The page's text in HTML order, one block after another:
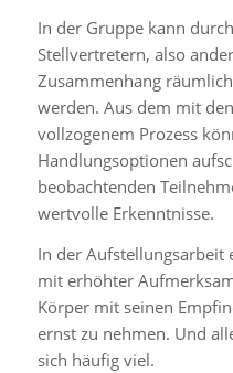
In der Gruppe kann
Stellvertretern, also
Zusammenhang
werden. Aus dem mit
vollzogenem Prozess
Handlungsoptionen
beobachtenden
wertvolle Erkenntnisse.
In der Aufstellungsarbeit
mit erhöhter
Körper mit seinen
ernst zu nehmen. Und
sich häufig viel.